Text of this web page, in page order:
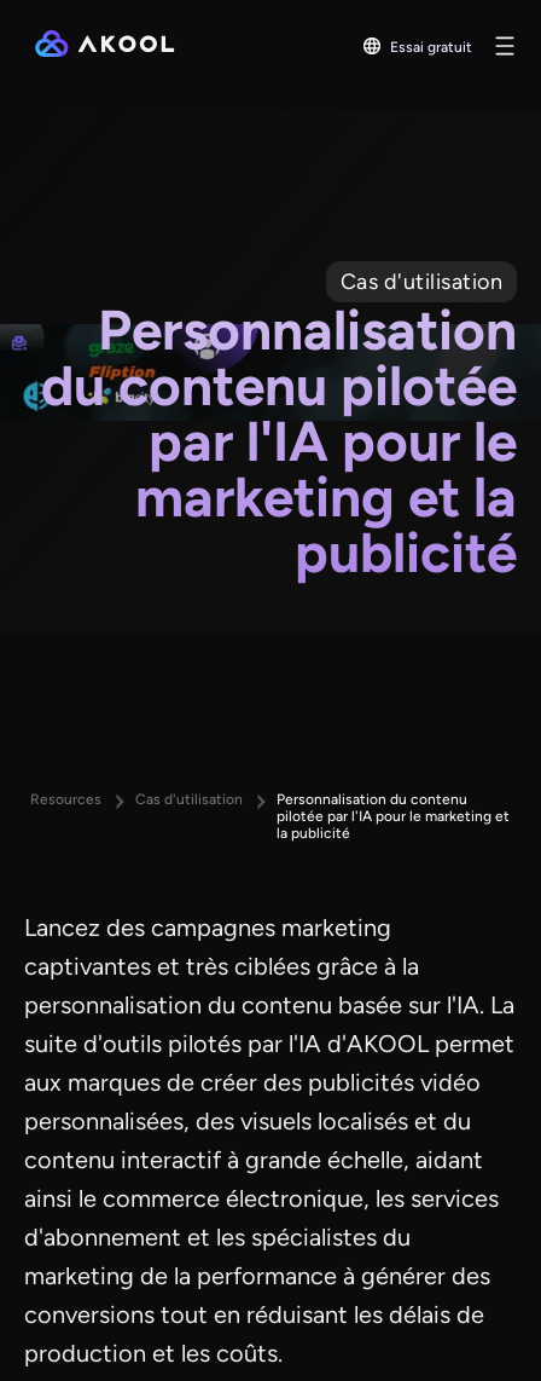
Essai gratuit
Cas d'utilisation
Personnalisation
du contenu pilotée
par l'IA pour le
marketing et la
publicité
Resources Cas d'utilisation
Personnalisation du contenu
pilotée par l'IA pour le marketing et
la publicité
Lancez des campagnes marketing
captivantes et très ciblées grâce à la
personnalisation du contenu basée sur l'IA. La
suite d'outils pilotés par l'IA d'AKOOL permet
aux marques de créer des publicités vidéo
personnalisées, des visuels localisés et du
contenu interactif à grande échelle, aidant
ainsi le commerce électronique, les services
d'abonnement et les spécialistes du
marketing de la performance à générer des
conversions tout en réduisant les délais de
production et les coûts.